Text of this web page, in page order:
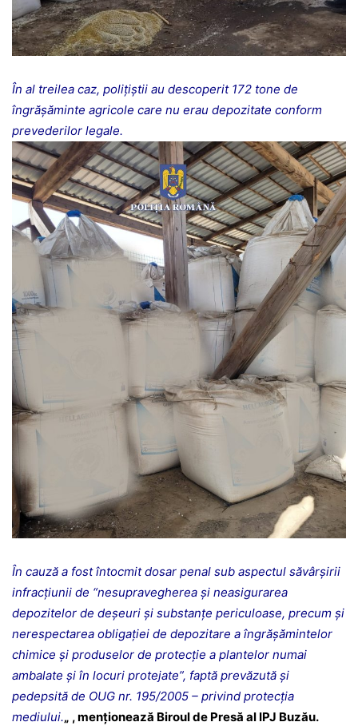
În al treilea caz, poliţiştii au descoperit 172 tone de
îngrășăminte agricole care nu erau depozitate conform
prevederilor legale.
În cauză a fost întocmit dosar penal sub aspectul săvârșirii
infracțiunii de “nesupravegherea şi neasigurarea
depozitelor de deşeuri şi substanţe periculoase, precum şi
nerespectarea obligaţiei de depozitare a îngrăşămintelor
chimice şi produselor de protecţie a plantelor numai
ambalate şi în locuri protejate”, faptă prevăzută și
pedepsită de OUG nr. 195/2005 – privind protecția
mediului.„ , menționează Biroul de Presă al IPJ Buzău.